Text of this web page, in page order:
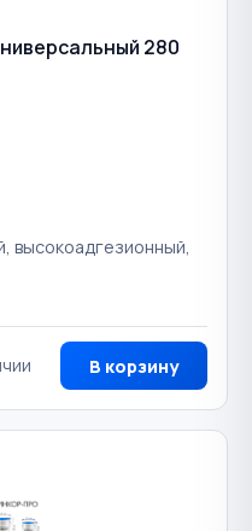
280
высокоадгезионный,
В корзину